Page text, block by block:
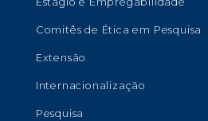
Comitês de Ética em Pesquisa
Extensão
Internacionalização
Pesquisa